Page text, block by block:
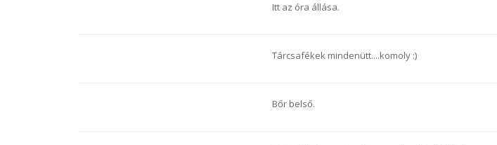
Itt az óra állása.
Tárcsafékek mindenütt....komoly :)
Bőr belső.